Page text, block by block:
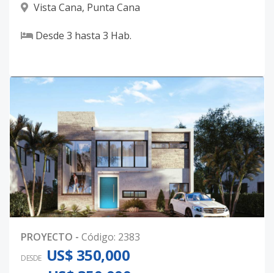
Vista Cana, Punta Cana
Desde 3 hasta 3 Hab.
PROYECTO - Código: 2383
DESDE US$ 350,000